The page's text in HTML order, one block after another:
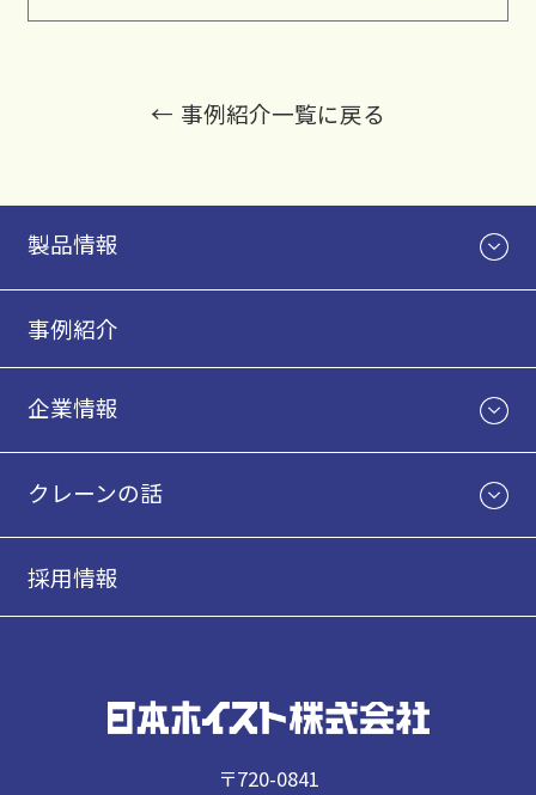
事例紹介一覧に戻る
製品情報
事例紹介
企業情報
クレーンの話
採用情報
〒720-0841